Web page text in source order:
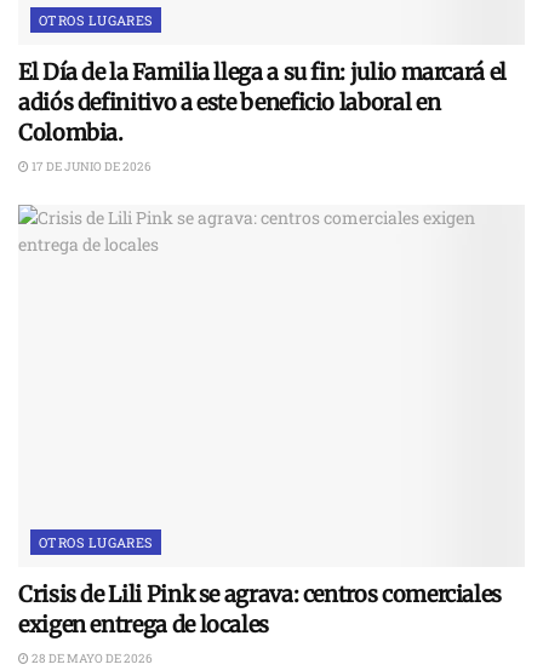
OTROS LUGARES
El Día de la Familia llega a su fin: julio marcará el
adiós definitivo a este beneficio laboral en
Colombia.
17 DE JUNIO DE 2026
OTROS LUGARES
Crisis de Lili Pink se agrava: centros comerciales
exigen entrega de locales
28 DE MAYO DE 2026